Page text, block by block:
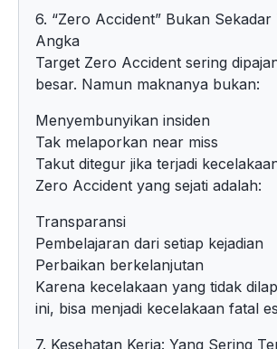
6. “Zero Accident” Bukan Sekadar
Angka
Target Zero Accident sering
besar. Namun maknanya bukan:
Menyembunyikan insiden
Tak melaporkan near miss
Takut ditegur jika terjadi
Zero Accident yang sejati adalah:
Transparansi
Pembelajaran dari setiap kejadian
Perbaikan berkelanjutan
Karena kecelakaan yang tidak
ini, bisa menjadi kecelakaan fatal
7. Kesehatan Kerja: Yang Sering